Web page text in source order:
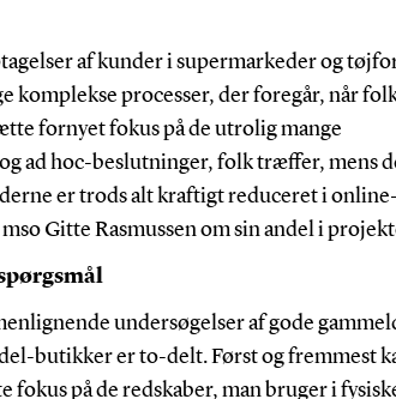
af kunder i supermarkeder og
komplekse processer, der foregår, når
fornyet fokus på de utrolig mange
ad hoc-beslutninger, folk træffer, mens
er trods alt kraftigt reduceret i
Gitte Rasmussen om sin andel i
undersøgelser af gode
butikker er to-delt. Først og fremmest
fokus på de redskaber, man bruger i